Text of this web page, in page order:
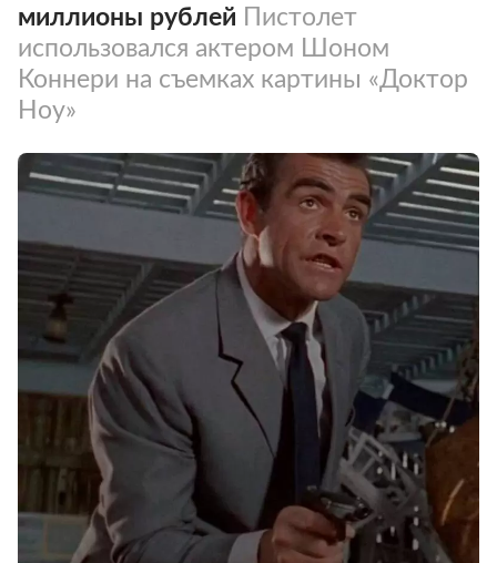
миллионы рублей Пистолет
использовался актером Шоном
Коннери на съемках картины «Доктор
Ноу»